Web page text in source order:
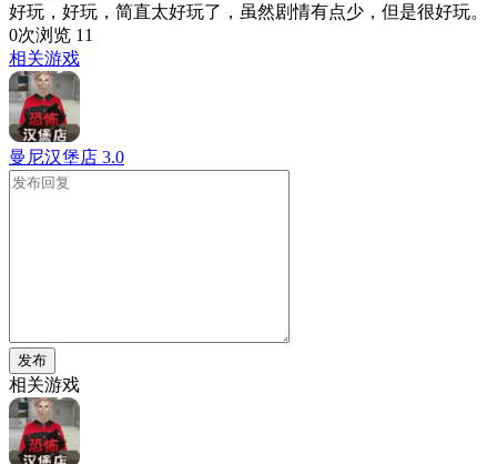
好玩，好玩，简直太好玩了，虽然剧情有点少，但是很好玩。
0次浏览 11
相关游戏
曼尼汉堡店 3.0
发布
相关游戏